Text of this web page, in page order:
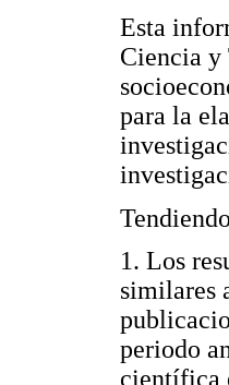
Esta
Ciencia y
para la
1. Los
similares
periodo
científica